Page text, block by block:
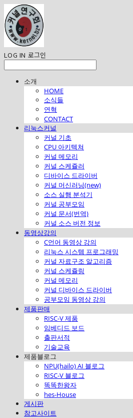
LOG IN 로그인
소개
HOME
소식들
연혁
CONTACT
리눅스커널
커널 기초
CPU 아키텍쳐
커널 메모리
커널 스케쥴러
디바이스 드라이버
커널 머신러닝(new)
소스 실행 분석기
커널 공부모임
커널 문서(번역)
커널 소스 버전 정보
동영상강의
C언어 동영상 강의
리눅스 시스템 프로그래밍
커널 자료구조 알고리즘
커널 스케쥴링
커널 메모리
커널 디바이스 드라이버
공부모임 동영상 강의
제품판매
RISC-V 제품
임베디드 보드
출판서적
기술교육
제품블로그
NPU(hailo) AI 블로그
RISC-V 블로그
똑똑한왕자
hes-House
게시판
참고사이트